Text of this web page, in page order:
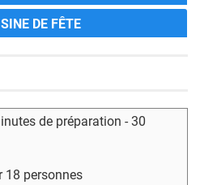
DE FÊTE
de préparation - 30
18 personnes